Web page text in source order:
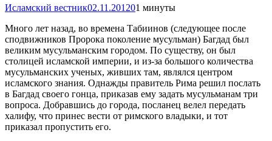
Исламский вестник02.11.201201 минуты
Много лет назад, во времена Табиинов (следующее после
сподвижников Пророка поколение мусульман) Багдад был
великим мусульманским городом. По существу, он был
столицей исламской империи, и из-за большого количества
мусульманских ученых, живших там, являлся центром
исламского знания. Однажды правитель Рима решил послать
в Багдад своего гонца, приказав ему задать мусульманам три
вопроса. Добравшись до города, посланец велел передать
халифу, что принес вести от римского владыки, и тот
приказал пропустить его.